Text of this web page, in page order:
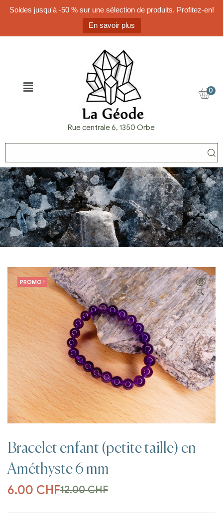
Soldes jusqu'à -50 % sur une sélection de produits. Profitez-en!
En savoir plus
Rue centrale 6, 1350 Orbe
0
🔍
PROMO !
Bracelet enfant (petite taille) en
Améthyste 6 mm
12.00CHF
6.00 CHF